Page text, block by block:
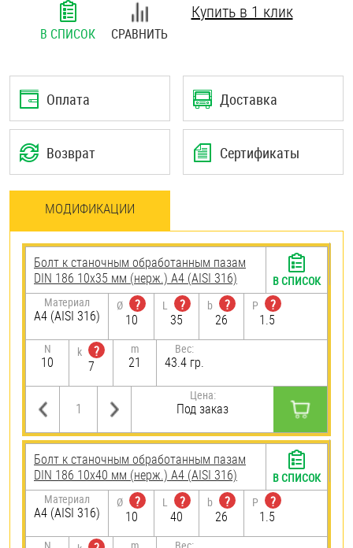
В СПИСОК СРАВНИТЬ
Купить в 1 клик
Оплата Доставка
Возврат Сертификаты
МОДИФИКАЦИИ
Болт к станочным обработанным пазам
DIN 186 10х35 мм (нерж.) A4 (AISI 316)
Материал
A4 (AISI 316)
Ø
?
10
L
?
35
b
?
26
P
?
1.5
N
10
k
?
7
m
21
Вес:
43.4 гр.
Цена:
Под заказ
В СПИСОК
Болт к станочным обработанным пазам
DIN 186 10х40 мм (нерж.) A4 (AISI 316)
Материал
A4 (AISI 316)
Ø
?
10
L
?
40
b
?
26
P
?
1.5
В СПИСОК